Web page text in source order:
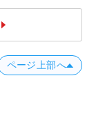
ページ上部へ